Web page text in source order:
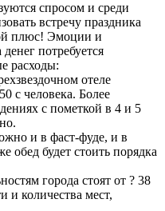
спросом и среди
встречу праздника
плюс! Эмоции и
потребуется
расходы:
отеле
с человека. Более
с пометкой в 4 и 5
и в фаст-фуде, и в
обед будет стоить порядка
города стоят от ? 38
и количества мест,